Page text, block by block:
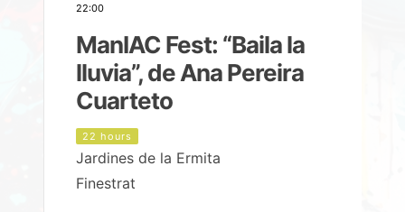
22:00
ManIAC Fest: “Baila la
lluvia”, de Ana Pereira
Cuarteto
22 hours
Jardines de la Ermita
Finestrat